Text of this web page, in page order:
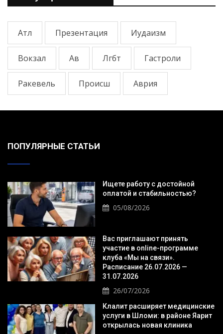
Атл Презентация Иудаизм
Вокзал Ав Лгбт Гастроли
Ракевель Происш Аврия
ПОПУЛЯРНЫЕ СТАТЬИ
Ищете работу с достойной
оплатой и стабильностью?
05/08/2026
Вас приглашают принять
участие в online-программе
клуба «Мы на связи».
Расписание 26.07.2026 —
31.07.2026
26/07/2026
Клалит расширяет медицинские
услуги в Шломи: в районе Яарит
открылась новая клиника